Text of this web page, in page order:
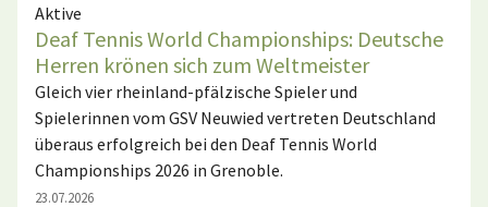
Aktive
Deaf Tennis World Championships: Deutsche
Herren krönen sich zum Weltmeister
Gleich vier rheinland-pfälzische Spieler und
Spielerinnen vom GSV Neuwied vertreten Deutschland
überaus erfolgreich bei den Deaf Tennis World
Championships 2026 in Grenoble.
23.07.2026